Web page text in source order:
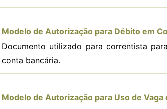
Modelo de Autorização para Débito em
Documento utilizado para correntista
conta bancária.
Modelo de Autorização para Uso de Vaga